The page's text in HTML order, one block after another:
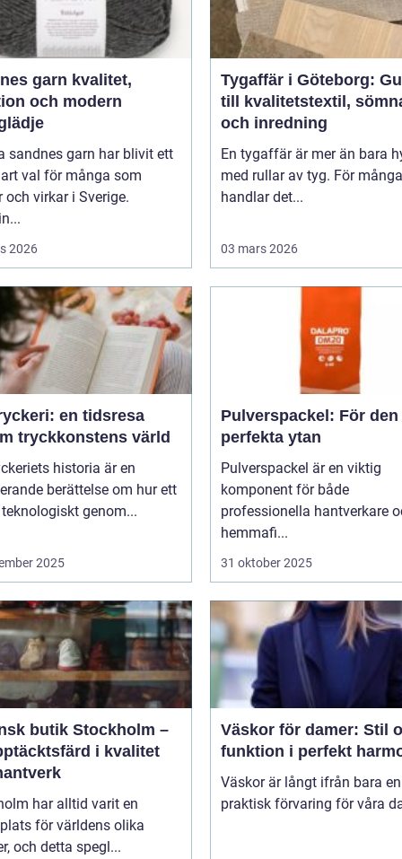
garn kvalitet,
och modern
sandnes garn har blivit ett
val för många som
och virkar i Sverige.
2026
Tygaffär i Göteborg:
till kvalitetstextil,
och inredning
En tygaffär är mer än bara
med rullar av tyg. För många
handlar det...
03 mars 2026
en tidsresa
tryckkonstens värld
historia är en
berättelse om hur ett
genom...
2025
Pulverspackel: För den
perfekta ytan
Pulverspackel är en viktig
komponent för både
professionella hantverkare
hemmafi...
31 oktober 2025
butik Stockholm –
i kvalitet
har alltid varit en
för världens olika
och detta spegl...
Väskor för damer: Stil
funktion i perfekt
Väskor är långt ifrån bara en
praktisk förvaring för våra